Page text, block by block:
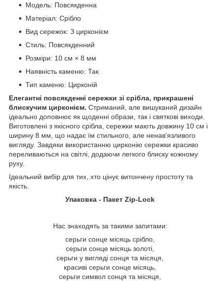
Модель: Повсякденна
Матеріал: Срібло
Вид сережок: З цирконієм
Стиль: Повсякденний
Розміри: 10 см × 8 мм
Наявність каменю: Так
Тип каменю: Цирконій
Елегантні повсякденні сережки зі срібла, прикрашені
блискучим цирконієм. Стриманий, але вишуканий дизайн
ідеально доповнює як щоденні образи, так і святкові виходи.
Виготовлені з якісного срібла, сережки мають довжину 10 см і
ширину 8 мм, що надає їм стильного, але ненав'язливого
вигляду. Завдяки використанню цирконію сережки красиво
переливаються на світлі, додаючи легкого блиску кожному
руху.
Ідеальний вибір для тих, хто цінує витончену простоту та
якість.
Упаковка - Пакет Zip-Lock
Нас знаходять за такими запитами:
серьги сонце місяць срібло,
серьги сонце місяць золоті,
серьги у вигляді сонця та місяця,
красиві серьги сонце місяць,
серьги символ сонця та місяця,